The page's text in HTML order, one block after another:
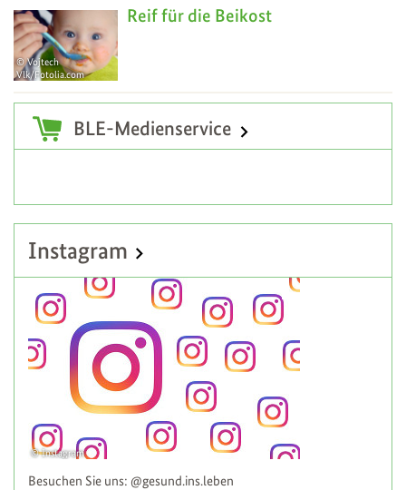
Vojtech
Vlk/Fotolia.com
Reif für die Beikost
Zusatzinformationen
BLE-Medienservice
Instagram
Instagram
Besuchen Sie uns: @gesund.ins.leben